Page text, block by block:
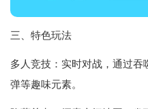
三、特色玩法
多人竞技‌：实时对战，通过
弹等趣味元素。